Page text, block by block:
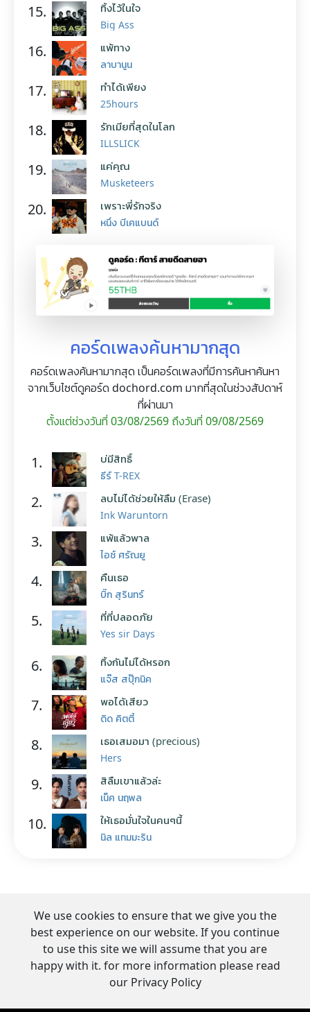
15. ทิ้งไว้ในใจ
Big Ass
16. แพ้ทาง
ลาบานูน
17. ทำได้เพียง
25hours
18. รักเมียที่สุดในโลก
ILLSLICK
19. แค่คุณ
Musketeers
20. เพราะพี่รักจริง
หนึ่ง บีเคแบนด์
คอร์ดเพลงค้นหามากสุด
คอร์ดเพลงค้นหามากสุด เป็นคอร์ดเพลงที่มีการค้นหาค้นหา
จากเว็บไซต์ดูคอร์ด dochord.com มากที่สุดในช่วงสัปดาห์
ที่ผ่านมา
ตั้งแต่ช่วงวันที่ 03/08/2569 ถึงวันที่ 09/08/2569
1. บ่มีสิทธิ์
ธีร์ T-REX
2. ลบไม่ได้ช่วยให้ลืม (Erase)
Ink Waruntorn
3. แพ้แล้วพาล
ไอซ์ ศรัณยู
4. คืนเธอ
บิ๊ก สุรินทร์
5. ที่ที่ปลอดภัย
Yes sir Days
6. ทิ้งกันไม่ได้หรอก
แจ๊ส สปุ๊กนิค
7. พอได้เสียว
ดิด คิตตี้
8. เธอเสมอมา (precious)
Hers
9. สิลืมเขาแล้วล่ะ
เน็ค นฤพล
10. ให้เธอมั่นใจในคนๆนี้
นิล แทมมะริน
We use cookies to ensure that we give you the
best experience on our website. If you continue
to use this site we will assume that you are
happy with it. for more information please read
our Privacy Policy